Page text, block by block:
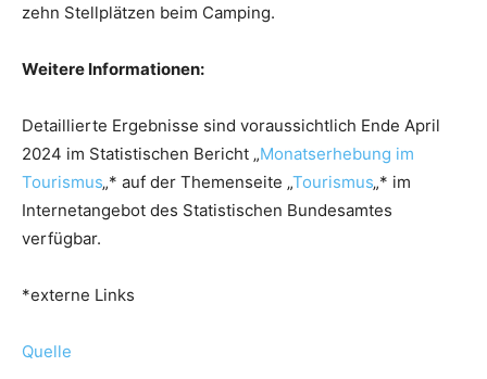
zehn Stellplätzen beim Camping.
Weitere Informationen:
Detaillierte Ergebnisse sind voraussichtlich Ende April
2024 im Statistischen Bericht „Monatserhebung im
Tourismus„* auf der Themenseite „Tourismus„* im
Internetangebot des Statistischen Bundesamtes
verfügbar.
*externe Links
Quelle